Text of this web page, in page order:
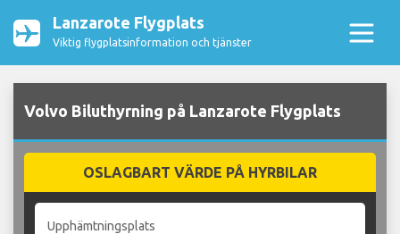
Lanzarote Flygplats
Viktig flygplatsinformation och tjänster
Volvo Biluthyrning på Lanzarote Flygplats
OSLAGBART VÄRDE PÅ HYRBILAR
Upphämtningsplats